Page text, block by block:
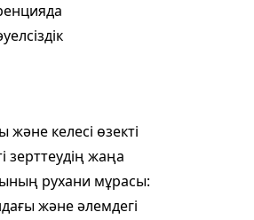
келесі өзекті
зерттеудің жаңа
рухани мұрасы:
және әлемдегі